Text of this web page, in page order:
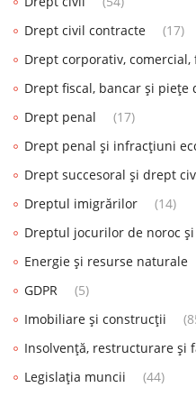
Drept civil contracte
(17)
Drept corporativ,
Drept fiscal, bancar și piețe
Drept penal
(17)
Drept penal și infracțiuni
Drept succesoral și drept
Dreptul imigrărilor
(14)
Dreptul jocurilor de noroc
Energie și resurse naturale
GDPR
(5)
Imobiliare și construcții
Insolvență, restructurare și
Legislația muncii
(44)